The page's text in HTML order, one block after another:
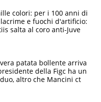
colori: per i 100 anni di
e fuochi d'artificio:
salta al coro anti-Juve
patata bollente arriva
della Figc ha un
altro che Mancini ct